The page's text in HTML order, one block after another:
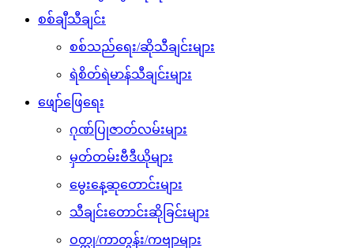
စစ်ချီသီချင်း
စစ်သည်ရေး/ဆိုသီချင်းများ
ရဲစိတ်ရဲမာန်သီချင်းများ
ဖျော်ဖြေရေး
ဂုဏ်ပြုဇာတ်လမ်းများ
မှတ်တမ်းဗီဒီယိုများ
မွေးနေ့ဆုတောင်းများ
သီချင်းတောင်းဆိုခြင်းများ
ဝတ္ထု/ကာတွန်း/ကဗျာများ